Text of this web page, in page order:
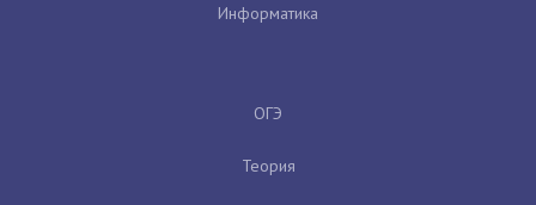
Информатика
ОГЭ
Теория